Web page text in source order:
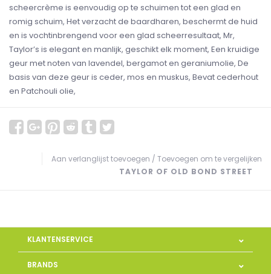
scheercrème is eenvoudig op te schuimen tot een glad en
romig schuim, Het verzacht de baardharen, beschermt de huid
en is vochtinbrengend voor een glad scheerresultaat, Mr,
Taylor’s is elegant en manlijk, geschikt elk moment, Een kruidige
geur met noten van lavendel, bergamot en geraniumolie, De
basis van deze geur is ceder, mos en muskus, Bevat cederhout
en Patchouli olie,
Aan verlanglijst toevoegen / Toevoegen om te vergelijken
TAYLOR OF OLD BOND STREET
KLANTENSERVICE
BRANDS